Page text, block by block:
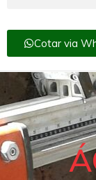
Cotar via